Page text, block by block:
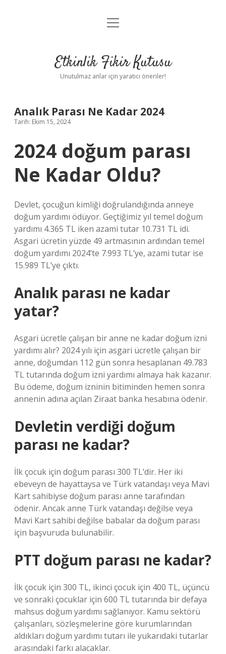
Anasayfa
Yasal Uyarı
menüyü
Etkinlik Fikir Kutusu
Unutulmaz anlar için yaratıcı öneriler!
Analık Parası Ne Kadar 2024
Tarih: Ekim 15, 2024
2024 doğum parası
Ne Kadar Oldu?
Devlet, çocuğun kimliği doğrulandığında anneye
doğum yardımı ödüyor. Geçtiğimiz yıl temel doğum
yardımı 4.365 TL iken azami tutar 10.731 TL idi.
Asgari ücretin yüzde 49 artmasının ardından temel
doğum yardımı 2024’te 7.993 TL’ye, azami tutar ise
15.989 TL’ye çıktı.
Analık parası ne kadar
yatar?
Asgari ücretle çalışan bir anne ne kadar doğum izni
yardımı alır? 2024 yılı için asgari ücretle çalışan bir
anne, doğumdan 112 gün sonra hesaplanan 49.783
TL tutarında doğum izni yardımı almaya hak kazanır.
Bu ödeme, doğum izninin bitiminden hemen sonra
annenin adına açılan Ziraat banka hesabına ödenir.
Devletin verdiği doğum
parası ne kadar?
İlk çocuk için doğum parası 300 TL’dir. Her iki
ebeveyn de hayattaysa ve Türk vatandaşı veya Mavi
Kart sahibiyse doğum parası anne tarafından
ödenir. Ancak anne Türk vatandaşı değilse veya
Mavi Kart sahibi değilse babalar da doğum parası
için başvuruda bulunabilir.
PTT doğum parası ne kadar?
İlk çocuk için 300 TL, ikinci çocuk için 400 TL, üçüncü
ve sonraki çocuklar için 600 TL tutarında bir defaya
mahsus doğum yardımı sağlanıyor. Kamu sektörü
çalışanları, sözleşmelerine göre kurumlarından
aldıkları doğum yardımı tutarı ile yukarıdaki tutarlar
arasındaki farkı alacaklar.